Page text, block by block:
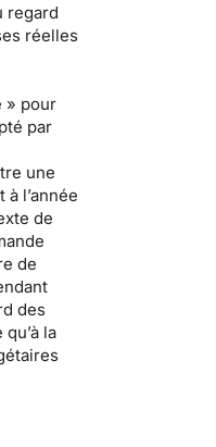
regard
réelles
» pour
par
une
l’année
de
de
des
la